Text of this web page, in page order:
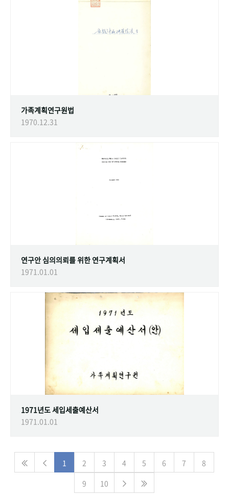
가족계획연구원법
1970.12.31
연구안 심의의뢰를 위한 연구계획서
1971.01.01
1971년도 세입세출예산서
1971.01.01
1 2 3 4 5 6 7
8
9
10